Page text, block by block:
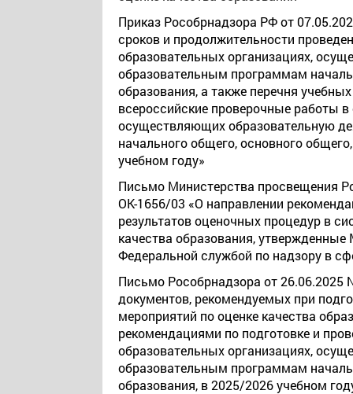
Приказ Рособрнадзора РФ от
сроков и продолжительности
образовательных организациях,
образовательным программам
образования, а также перечня
всероссийские проверочные работы
осуществляющих образовательную
начального общего, основного
учебном году»
Письмо Министерства просвещения
ОК-1656/03 «О направлении
результатов оценочных процедур в
качества образования,
Федеральной службой по надзору в
Письмо Рособрнадзора от 26.06.2025
документов, рекомендуемых при
мероприятий по оценке качества
рекомендациями по подготовке и
образовательных организациях,
образовательным программам
образования, в 2025/2026 учебном